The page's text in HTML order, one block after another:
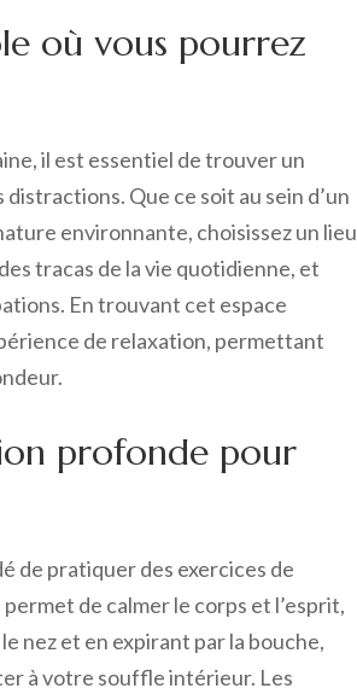
où vous pourrez
il est essentiel de trouver un
Que ce soit au sein d’un
environnante, choisissez un lieu
tracas de la vie quotidienne, et
En trouvant cet espace
de relaxation, permettant
profonde pour
de pratiquer des exercices de
de calmer le corps et l’esprit,
nez et en expirant par la bouche,
à votre souffle intérieur. Les